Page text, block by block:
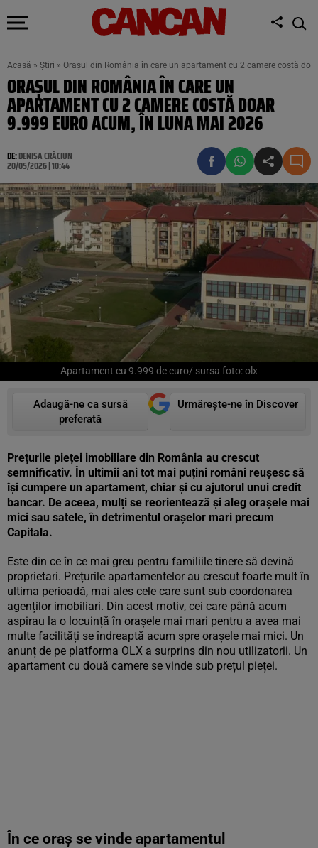
Acasă » Știri » Orașul din România în care un apartament cu 2 camere costă
ORAȘUL DIN ROMÂNIA ÎN CARE UN
APARTAMENT CU 2 CAMERE COSTĂ DOAR
9.999 EURO ACUM, ÎN LUNA MAI 2026
DE:DENISA CRĂCIUN
20/05/2026 | 10:44
Apartament cu 9.999 de euro/ sursa foto: olx
Adaugă-ne ca sursă
preferată
Urmărește-ne în Discover
Prețurile pieței imobiliare din România au crescut
semnificativ. În ultimii ani tot mai puțini români reușesc să
își cumpere un apartament, chiar și cu ajutorul unui credit
bancar. De aceea, mulți se reorientează și aleg orașele mai
mici sau satele, în detrimentul orașelor mari precum
Capitala.
Este din ce în ce mai greu pentru familiile tinere să devină
proprietari. Prețurile apartamentelor au crescut foarte mult în
ultima perioadă, mai ales cele care sunt sub coordonarea
agenților imobiliari. Din acest motiv, cei care până acum
aspirau la o locuință în orașele mai mari pentru a avea mai
multe facilități se îndreaptă acum spre orașele mai mici. Un
anunț de pe platforma OLX a surprins din nou utilizatorii. Un
apartament cu două camere se vinde sub prețul pieței.
În ce oraș se vinde apartamentul